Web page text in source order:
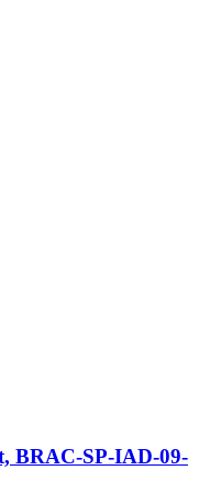
BRAC-SP-IAD-09-